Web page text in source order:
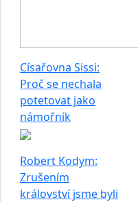
Císařovna Sissi:
Proč se nechala
potetovat jako
námořník
Robert Kodym:
Zrušením
království jsme byli